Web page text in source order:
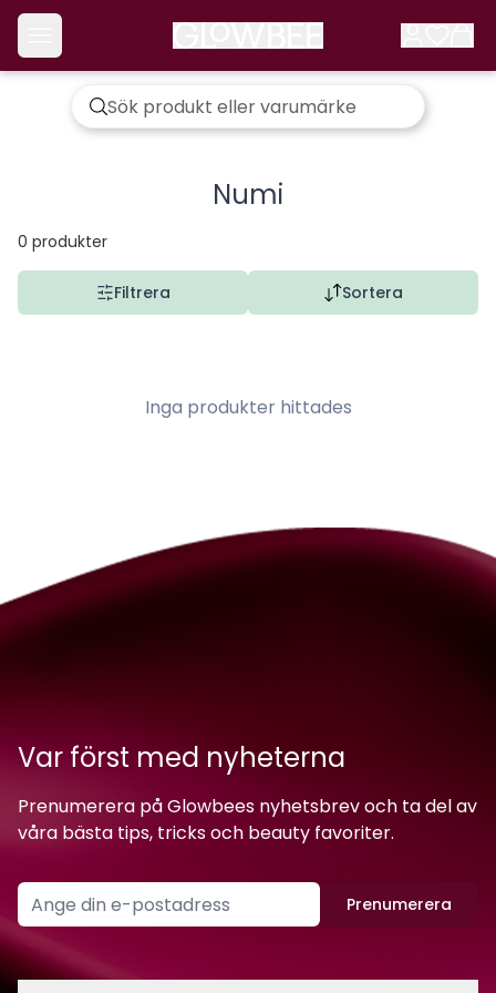
Numi
0 produkter
Filtrera Sortera
Inga produkter hittades
Var först med nyheterna
Prenumerera på Glowbees nyhetsbrev och ta del av
våra bästa tips, tricks och beauty favoriter.
Prenumerera